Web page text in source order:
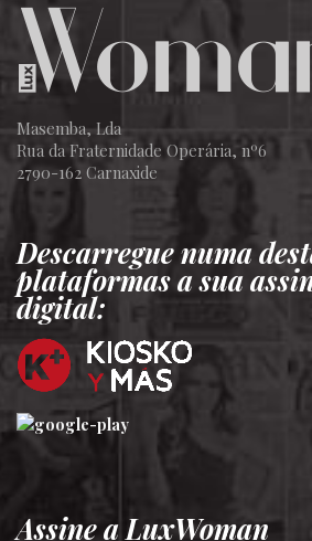
Masemba, Lda
Rua da Fraternidade Operária, nº6
2790-162 Carnaxide
Descarregue numa
plataformas a sua
digital:
Assine a LuxWoman